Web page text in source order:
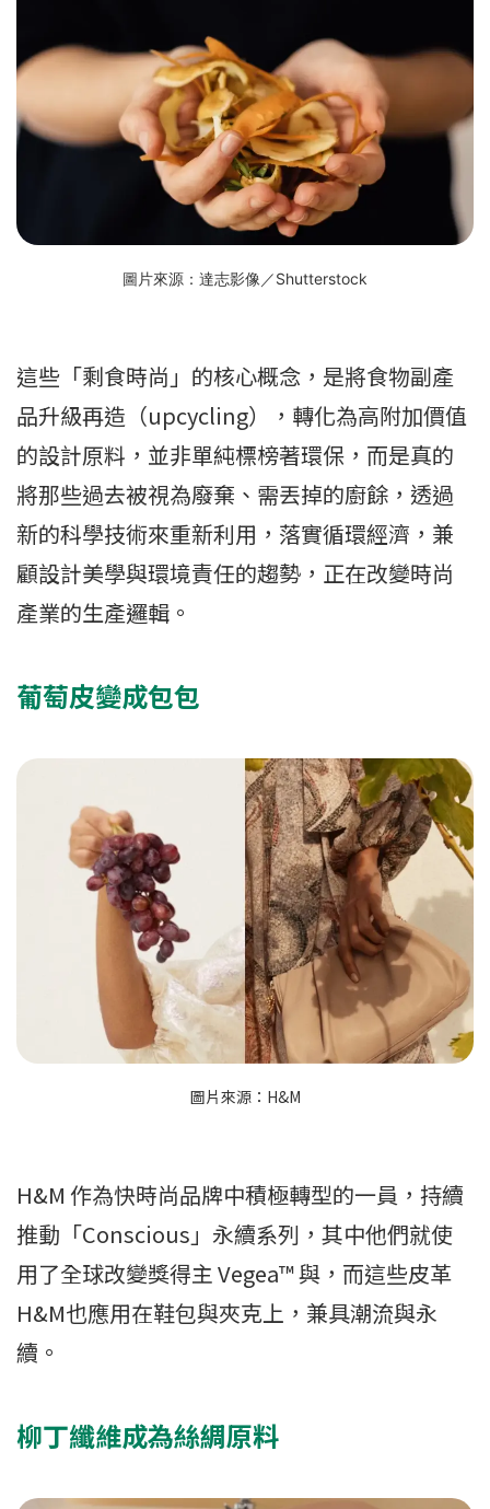
圖片來源：達志影像／Shutterstock
這些「剩食時尚」的核心概念，是將食物副產
品升級再造（upcycling），轉化為高附加價值
的設計原料，並非單純標榜著環保，而是真的
將那些過去被視為廢棄、需丟掉的廚餘，透過
新的科學技術來重新利用，落實循環經濟，兼
顧設計美學與環境責任的趨勢，正在改變時尚
產業的生產邏輯。
葡萄皮變成包包
圖片來源：H&M
H&M 作為快時尚品牌中積極轉型的一員，持續
推動「Conscious」永續系列，其中他們就使
用了全球改變獎得主 Vegea™ 與，而這些皮革
H&M也應用在鞋包與夾克上，兼具潮流與永
續。
柳丁纖維成為絲綢原料